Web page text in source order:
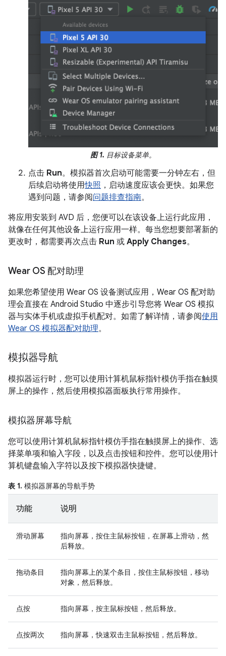
图 1. 目标设备菜单。
点击 Run。模拟器首次启动可能需要一分钟左右，但
后续启动将使用快照 ，启动速度应该会更快。如果您
遇到问题，请参阅问题排查指南。
将应用安装到 AVD 后，您便可以在该设备上运行此应用，
就像在任何其他设备上运行应用一样。每当您想要部署新的
更改时，都需要再次点击 Run 或 Apply Changes。
Wear OS 配对助理
如果您希望使用 Wear OS 设备测试应用，Wear OS 配对助
理会直接在 Android Studio 中逐步引导您将 Wear OS 模拟
器与实体手机或虚拟手机配对。如需了解详情，请参阅使用
Wear OS 模拟器配对助理。
模拟器导航
模拟器运行时，您可以使用计算机鼠标指针模仿手指在触摸
屏上的操作，然后使用模拟器面板执行常用操作。
模拟器屏幕导航
您可以使用计算机鼠标指针模仿手指在触摸屏上的操作、选
择菜单项和输入字段，以及点击按钮和控件。您可以使用计
算机键盘输入字符以及按下模拟器快捷键。
表 1. 模拟器屏幕的导航手势
功能 说明
滑动屏幕
指向屏幕，按住主鼠标按钮，在屏幕上滑动，然
后释放。
拖动条目
指向屏幕上的某个条目，按住主鼠标按钮，移动
对象，然后释放。
点按 指向屏幕，按主鼠标按钮，然后释放。
点按两次 指向屏幕，快速双击主鼠标按钮，然后释放。